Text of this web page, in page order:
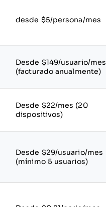
desde $5/persona/mes
Desde $149/usuario/mes
(facturado anualmente)
Desde $22/mes (20
dispositivos)
Desde $29/usuario/mes
(mínimo 5 usuarios)